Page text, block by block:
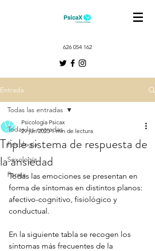
626 054 162
Entrada
Todas las entradas
Psicología
Sexología
Pareja
Todas las entradas
Triple sistema de respuesta de
la ansiedad
Psicologia Psicax
29 jun 2023 1 min de lectura
Todas las emociones se presentan en
forma de síntomas en distintos planos:
afectivo-cognitivo, fisiológico y
conductual.
En la siguiente tabla se recogen los
síntomas más frecuentes de la